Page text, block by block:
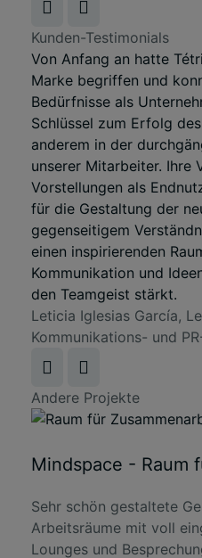
Kunden-Testimonials
Von Anfang an hatte
Marke begriffen und
Bedürfnisse als
Schlüssel zum Erfolg
anderem in der
unserer Mitarbeiter. Ihre
Vorstellungen als
für die Gestaltung der
gegenseitigem
einen inspirierenden
Kommunikation und
den Teamgeist stärkt.
Leticia Iglesias García,
Kommunikations- und
Andere Projekte
Mindspace - Raum
Sehr schön gestaltete
Arbeitsräume mit voll
Lounges und